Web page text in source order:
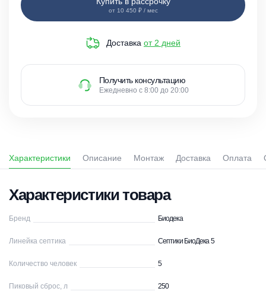
от 10 450 ₽ / мес
Доставка от 2 дней
Получить консультацию
Ежедневно с 8:00 до 20:00
Характеристики Описание Монтаж Доставка Оплата
Характеристики товара
Бренд Биодека
Линейка септика Септики БиоДека 5
Количество человек 5
Пиковый сброс, л 250